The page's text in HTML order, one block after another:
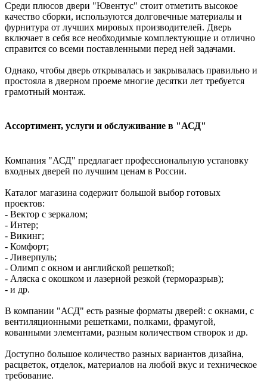
Среди плюсов двери "Ювентус" стоит отметить высокое
качество сборки, используются долговечные материалы и
фурнитура от лучших мировых производителей. Дверь
включает в себя все необходимые комплектующие и отлично
справится со всеми поставленными перед ней задачами.
Однако, чтобы дверь открывалась и закрывалась правильно и
простояла в дверном проеме многие десятки лет требуется
грамотный монтаж.
Ассортимент, услуги и обслуживание в "АСД"
Компания "АСД" предлагает профессиональную установку
входных дверей по лучшим ценам в России.
Каталог магазина содержит большой выбор готовых
проектов:
- Вектор с зеркалом;
- Интер;
- Викинг;
- Комфорт;
- Ливерпуль;
- Олимп с окном и английской решеткой;
- Аляска с окошком и лазерной резкой (терморазрыв);
- и др.
В компании "АСД" есть разные форматы дверей: с окнами, с
вентиляционными решетками, полками, фрамугой,
кованными элементами, разным количеством створок и др.
Доступно большое количество разных вариантов дизайна,
расцветок, отделок, материалов на любой вкус и техническое
требование.